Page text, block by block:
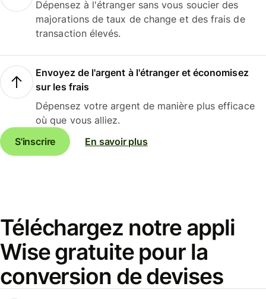
Dépensez à l'étranger sans vous soucier des
majorations de taux de change et des frais de
transaction élevés.
Envoyez de l'argent à l'étranger et économisez
sur les frais
Dépensez votre argent de manière plus efficace
où que vous alliez.
S'inscrire
En savoir plus
Téléchargez notre appli
Wise gratuite pour la
conversion de devises